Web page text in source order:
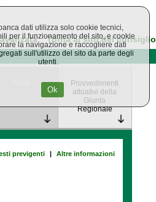
Torna al sito del consiglio
Provvedimenti
attuativi della
Giunta
Regionale
previgenti | Altre informazioni
dati utilizza solo cookie tecnici,
per il funzionamento del sito, e cookie
la navigazione e raccogliere dati
sull'utilizzo del sito da parte degli
utenti.
Ok